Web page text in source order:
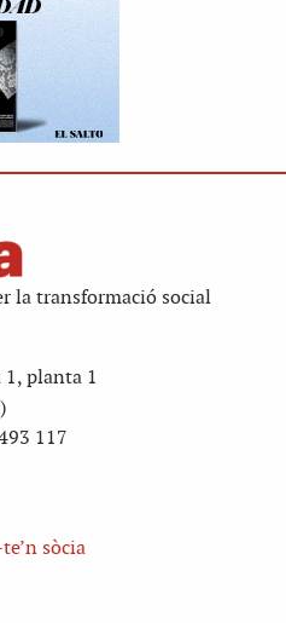
la transformació social
1, planta 1
117
sòcia